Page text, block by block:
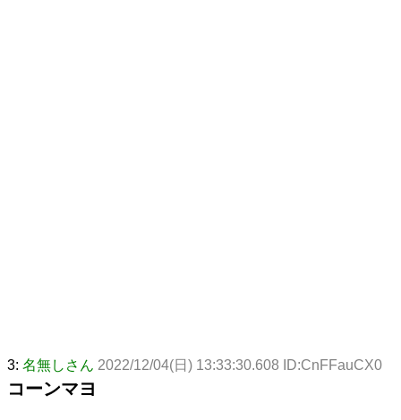
3: 名無しさん 2022/12/04(日) 13:33:30.608 ID:CnFFauCX0
コーンマヨ